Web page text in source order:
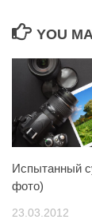
YOU
Испытанный
фото)
23.03.2012